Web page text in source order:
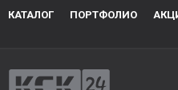
КАТАЛОГ ПОРТФОЛИО